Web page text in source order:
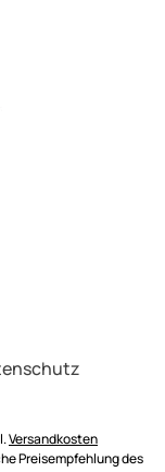
Versandkosten
Preisempfehlung des